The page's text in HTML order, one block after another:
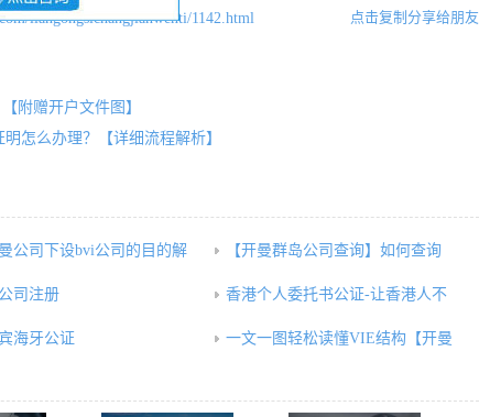
liangongsichangjianwenti/1142.html 点击复制分享给朋友
附赠开户文件图】
怎么办理？【详细流程解析】
曼公司下设bvi公司的目的解 【开曼群岛公司查询】如何查询
司注册 香港个人委托书公证-让香港人不
海牙公证 一文一图轻松读懂VIE结构【开曼